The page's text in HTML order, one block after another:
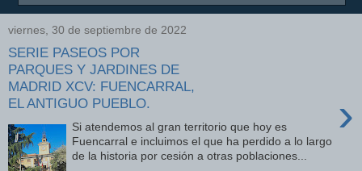
viernes, 30 de septiembre de 2022
SERIE PASEOS POR
PARQUES Y JARDINES DE
MADRID XCV: FUENCARRAL,
EL ANTIGUO PUEBLO.
›
Si atendemos al gran territorio que hoy es
Fuencarral e incluimos el que ha perdido a lo largo
de la historia por cesión a otras poblaciones...